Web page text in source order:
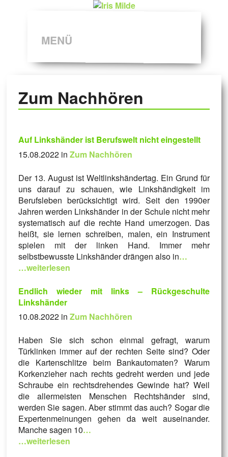
MENÜ
Zum Nachhören
Auf Linkshänder ist Berufswelt nicht eingestellt
15.08.2022 in Zum Nachhören
Der 13. August ist Weltlinkshändertag. Ein Grund für
uns darauf zu schauen, wie Linkshändigkeit im
Berufsleben berücksichtigt wird. Seit den 1990er
Jahren werden Linkshänder in der Schule nicht mehr
systematisch auf die rechte Hand umerzogen. Das
heißt, sie lernen schreiben, malen, ein Instrument
spielen mit der linken Hand. Immer mehr
selbstbewusste Linkshänder drängen also in…
…weiterlesen
Endlich wieder mit links – Rückgeschulte
Linkshänder
10.08.2022 in Zum Nachhören
Haben Sie sich schon einmal gefragt, warum
Türklinken immer auf der rechten Seite sind? Oder
die Kartenschlitze beim Bankautomaten? Warum
Korkenzieher nach rechts gedreht werden und jede
Schraube ein rechtsdrehendes Gewinde hat? Weil
die allermeisten Menschen Rechtshänder sind,
werden Sie sagen. Aber stimmt das auch? Sogar die
Expertenmeinungen gehen da weit auseinander.
Manche sagen 10…
…weiterlesen